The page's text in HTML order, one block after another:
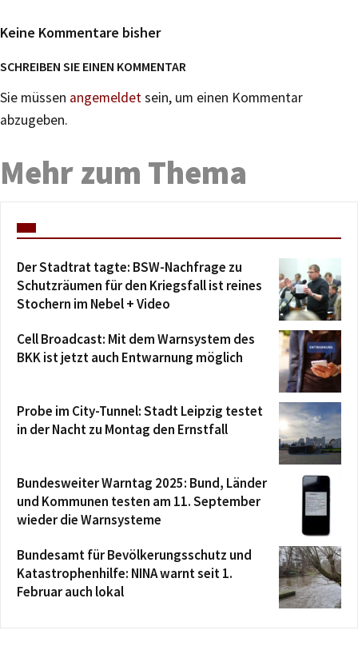
Keine Kommentare bisher
SCHREIBEN SIE EINEN KOMMENTAR
Sie müssen angemeldetsein, um einen Kommentar
abzugeben.
Mehr zum Thema
Der Stadtrat tagte: BSW-Nachfrage zu
Schutzräumen für den Kriegsfall ist reines
Stochern im Nebel + Video
Cell Broadcast: Mit dem Warnsystem des
BKK ist jetzt auch Entwarnung möglich
Probe im City-Tunnel: Stadt Leipzig testet
in der Nacht zu Montag den Ernstfall
Bundesweiter Warntag 2025: Bund, Länder
und Kommunen testen am 11. September
wieder die Warnsysteme
Bundesamt für Bevölkerungsschutz und
Katastrophenhilfe: NINA warnt seit 1.
Februar auch lokal